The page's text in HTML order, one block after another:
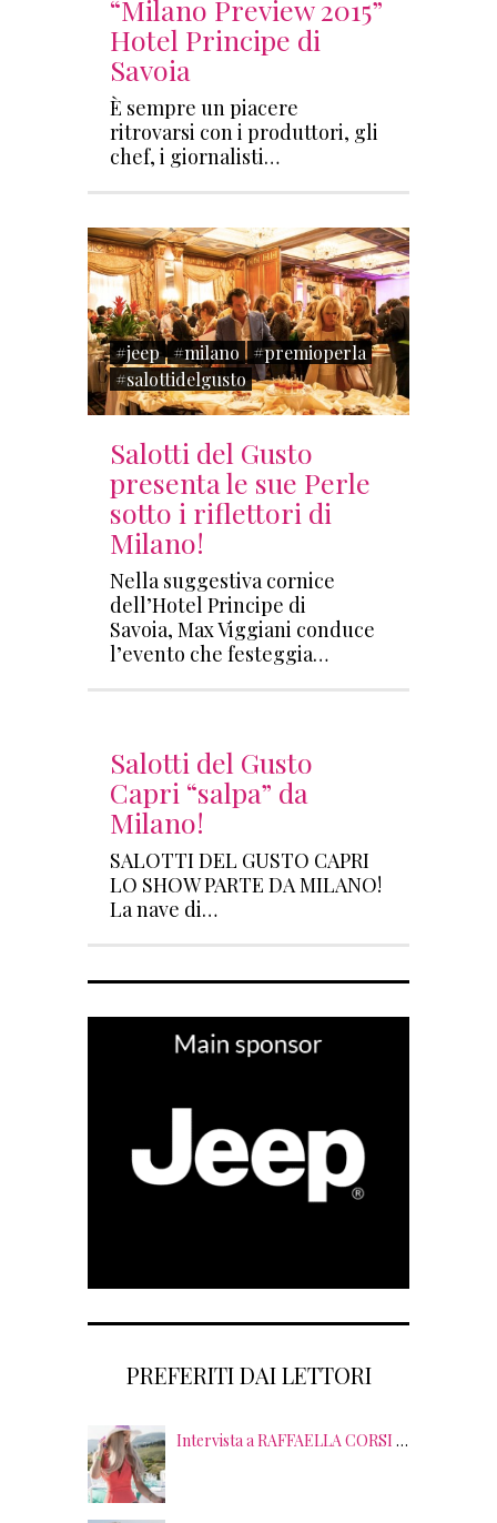
“Milano Preview 2015”
Hotel Principe di
Savoia
È sempre un piacere
ritrovarsi con i produttori, gli
chef, i giornalisti…
#jeep #milano
#premioperla
#salottidelgusto
Salotti del Gusto
presenta le sue Perle
sotto i riflettori di
Milano!
Nella suggestiva cornice
dell’Hotel Principe di
Savoia, Max Viggiani conduce
l’evento che festeggia…
Salotti del Gusto
Capri “salpa” da
Milano!
SALOTTI DEL GUSTO CAPRI
LO SHOW PARTE DA MILANO!
La nave di…
PREFERITI DAI LETTORI
Intervista a RAFFAELLA CORSI tra EVENTI, PSICOLOGIA ed EMOZIONI